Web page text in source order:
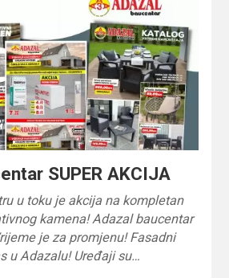
SUPER AKCIJA
u toku je akcija na kompletan
kamena! Adazal baucentar
je za promjenu! Fasadni
u Adazalu! Uređaji su…